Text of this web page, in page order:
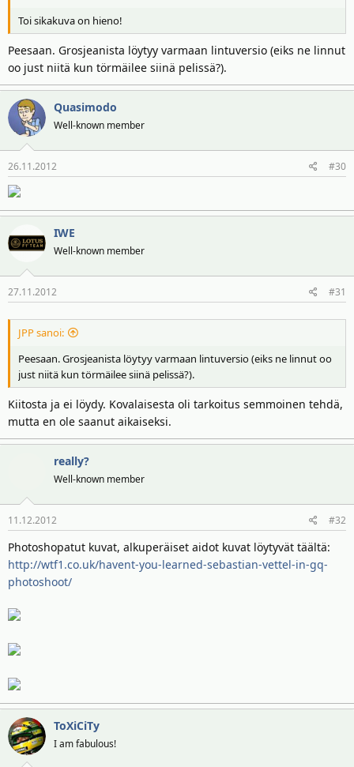
Toi sikakuva on hieno!
Peesaan. Grosjeanista löytyy varmaan lintuversio (eiks ne linnut
oo just niitä kun törmäilee siinä pelissä?).
Quasimodo
Well-known member
26.11.2012 #30
IWE
Well-known member
27.11.2012 #31
JPP sanoi:
Peesaan. Grosjeanista löytyy varmaan lintuversio (eiks ne linnut oo
just niitä kun törmäilee siinä pelissä?).
Kiitosta ja ei löydy. Kovalaisesta oli tarkoitus semmoinen tehdä,
mutta en ole saanut aikaiseksi.
really?
Well-known member
11.12.2012 #32
Photoshopatut kuvat, alkuperäiset aidot kuvat löytyvät täältä:
http://wtf1.co.uk/havent-you-learned-sebastian-vettel-in-gq-
photoshoot/
ToXiCiTy
I am fabulous!